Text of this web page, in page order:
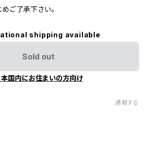
めご了承下さい。
shipping available
Sold out
本国内にお住まいの方向け
通報する